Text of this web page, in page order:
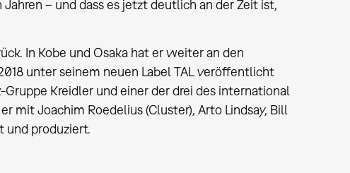
– und dass es jetzt deutlich an der Zeit ist,
In Kobe und Osaka hat er weiter an den
unter seinem neuen Label TAL veröffentlicht
Kreidler und einer der drei des international
mit Joachim Roedelius (Cluster), Arto Lindsay, Bill
und produziert.